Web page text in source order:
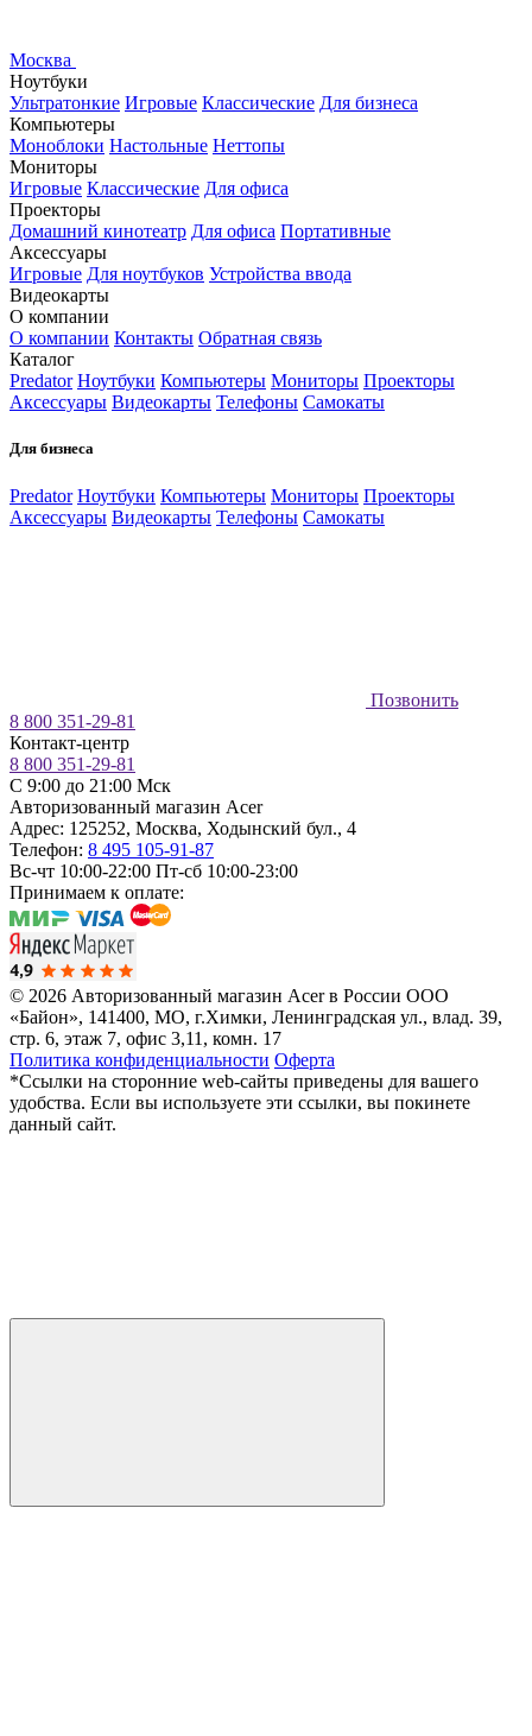
Москва
Ноутбуки
Ультратонкие Игровые Классические Для бизнеса
Компьютеры
Моноблоки Настольные Неттопы
Мониторы
Игровые Классические Для офиса
Проекторы
Домашний кинотеатр Для офиса Портативные
Аксессуары
Игровые Для ноутбуков Устройства ввода
Видеокарты
О компании
О компании Контакты Обратная связь
Каталог
Predator Ноутбуки Компьютеры Мониторы Проекторы
Аксессуары Видеокарты Телефоны Самокаты
Для бизнеса
Predator Ноутбуки Компьютеры Мониторы Проекторы
Аксессуары Видеокарты Телефоны Самокаты
Позвонить
8 800 351-29-81
Контакт-центр
8 800 351-29-81
C 9:00 до 21:00 Мск
Авторизованный магазин Acer
Адрес: 125252, Москва, Ходынский бул., 4
Телефон: 8 495 105-91-87
Вс-чт 10:00-22:00 Пт-сб 10:00-23:00
Принимаем к оплате:
© 2026 Авторизованный магазин Acer в России ООО
«Байон», 141400, МО, г.Химки, Ленинградская ул., влад. 39,
стр. 6, этаж 7, офис 3,11, комн. 17
Политика конфиденциальности Оферта
*Ссылки на сторонние web-сайты приведены для вашего
удобства. Если вы используете эти ссылки, вы покинете
данный сайт.